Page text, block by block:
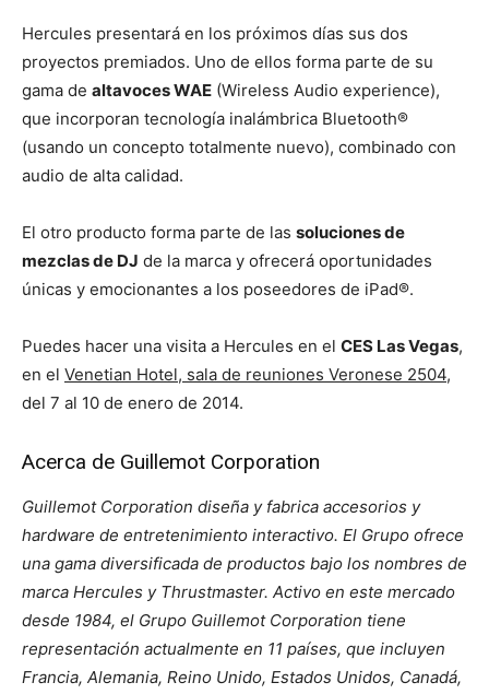
Hercules presentará en los próximos días sus dos
proyectos premiados. Uno de ellos forma parte de su
gama de altavoces WAE (Wireless Audio experience),
que incorporan tecnología inalámbrica Bluetooth®
(usando un concepto totalmente nuevo), combinado con
audio de alta calidad.
El otro producto forma parte de las soluciones de
mezclas de DJ de la marca y ofrecerá oportunidades
únicas y emocionantes a los poseedores de iPad®.
Puedes hacer una visita a Hercules en el CES Las Vegas,
en el Venetian Hotel, sala de reuniones Veronese 2504,
del 7 al 10 de enero de 2014.
Acerca de Guillemot Corporation
Guillemot Corporation diseña y fabrica accesorios y
hardware de entretenimiento interactivo. El Grupo ofrece
una gama diversificada de productos bajo los nombres de
marca Hercules y Thrustmaster. Activo en este mercado
desde 1984, el Grupo Guillemot Corporation tiene
representación actualmente en 11 países, que incluyen
Francia, Alemania, Reino Unido, Estados Unidos, Canadá,